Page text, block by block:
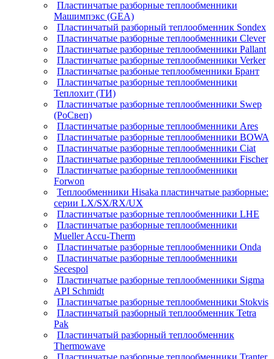
Пластинчатые разборные теплообменники
Машимпэкс (GEA)
Пластинчатый разборный теплообменник Sondex
Пластинчатые разборные теплообменники Clever
Пластинчатые разборные теплообменники Pallant
Пластинчатые разборные теплообменники Verker
Пластинчатые разбоные теплообменники Брант
Пластинчатые разборные теплообменники
Теплохит (ТИ)
Пластинчатые разборные теплообменники Swep
(РоСвеп)
Пластинчатые разборные теплообменники Ares
Пластинчатые разборные теплообменники BOWA
Пластинчатые разборные теплообменники Ciat
Пластинчатые разборные теплообменники Fischer
Пластинчатые разборные теплообменники
Forwon
Теплообменники Hisaka пластинчатые разборные:
серии LX/SX/RX/UX
Пластинчатые разборные теплообменники LHE
Пластинчатые разборные теплообменники
Mueller Accu-Therm
Пластинчатые разборные теплообменники Onda
Пластинчатые разборные теплообменники
Secespol
Пластинчатые разборные теплообменники Sigma
API Schmidt
Пластинчатые разборные теплообменники Stokvis
Пластинчатый разборный теплообменник Tetra
Pak
Пластинчатый разборный теплообменник
Thermowave
Пластинчатые разборные теплообменники Tranter